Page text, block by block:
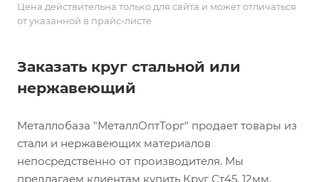
Цена действительна только для сайта и может отличаться
от указанной в прайс-листе
Заказать круг стальной или
нержавеющий
Металлобаза "МеталлОптТорг" продает товары из
стали и нержавеющих материалов
непосредственно от производителя. Мы
предлагаем клиентам купить Круг Ст45, 12мм,